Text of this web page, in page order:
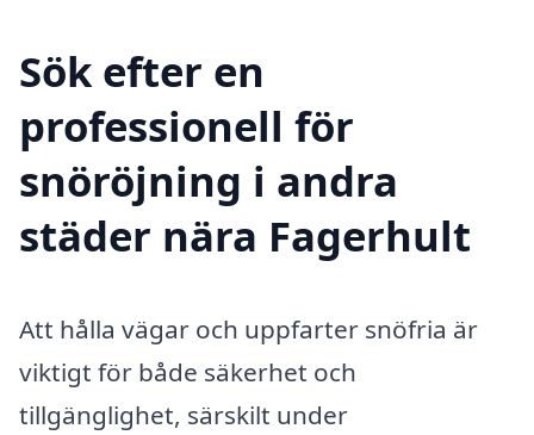
Sök efter en
professionell för
snöröjning i andra
städer nära Fagerhult
Att hålla vägar och uppfarter snöfria är
viktigt för både säkerhet och
tillgänglighet, särskilt under